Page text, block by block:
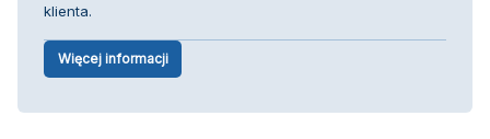
klienta.
Więcej informacji